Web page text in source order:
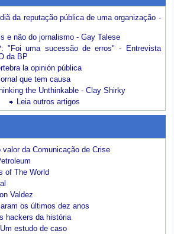
da reputação pública de uma organização -
e não do jornalismo - Gay Talese
"Foi uma sucessão de erros" - Entrevista
da BP
la opinión pública
que tem causa
the Unthinkable - Clay Shirky
Leia outros artigos
valor da Comunicação de Crise
of The World
Valdez
os últimos dez anos
hackers da história
estudo de caso